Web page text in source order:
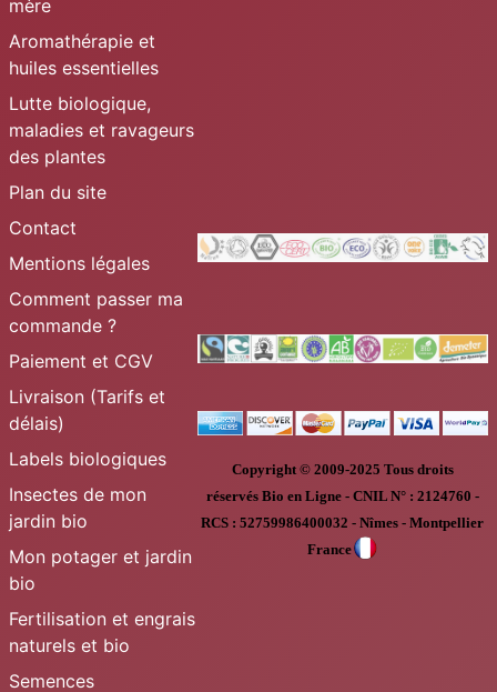
mère
Aromathérapie et
huiles essentielles
Lutte biologique,
maladies et ravageurs
des plantes
Plan du site
Contact
Mentions légales
Comment passer ma
commande ?
Paiement et CGV
Livraison (Tarifs et
délais)
Labels biologiques
Insectes de mon
jardin bio
Mon potager et jardin
bio
Fertilisation et engrais
naturels et bio
Semences
Copyright © 2009-2025 Tous droits
réservésBio en Ligne - CNIL N° : 2124760 -
RCS : 52759986400032 - Nîmes - Montpellier
France